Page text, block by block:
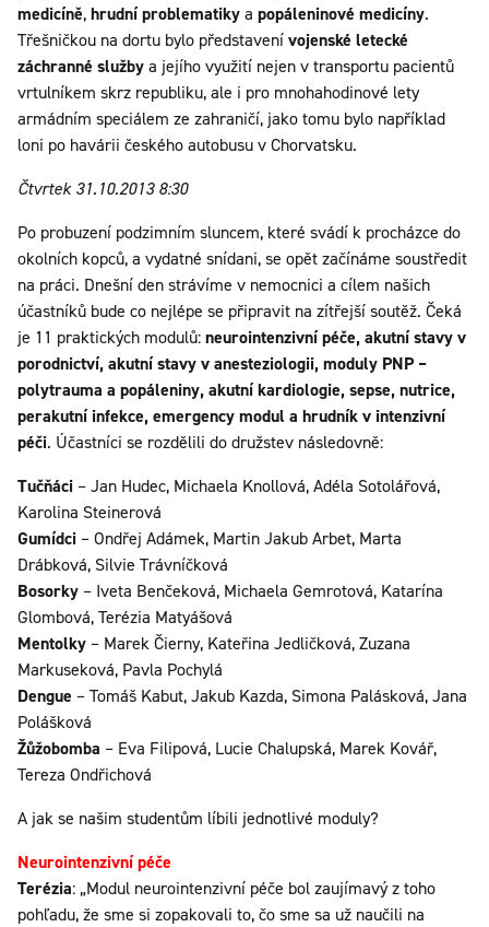
medicíně,hrudní problematikya popáleninové medicíny.
Třešničkou na dortu bylo představenívojenské letecké
záchranné službya jejího využití nejen v transportu pacientů
vrtulníkem skrz republiku, ale i pro mnohahodinové lety
armádním speciálem ze zahraničí, jako tomu bylo například
loni po havárii českého autobusu v Chorvatsku.
Čtvrtek 31.10.2013 8:30
Po probuzení podzimním sluncem, které svádí k procházce do
okolních kopců, a vydatné snídani, se opět začínáme soustředit
na práci. Dnešní den strávíme v nemocnici a cílem našich
účastníků bude co nejlépe se připravit na zítřejší soutěž. Čeká
je 11 praktických modulů:neurointenzivní péče, akutní stavy v
porodnictví, akutní stavy v anesteziologii, moduly PNP –
polytrauma a popáleniny, akutní kardiologie, sepse, nutrice,
perakutní infekce, emergency modul a hrudník v intenzivní
péči. Účastníci se rozdělili do družstev následovně:
Tučňáci – Jan Hudec, Michaela Knollová, Adéla Sotolářová,
Karolina Steinerová
Gumídci – Ondřej Adámek, Martin Jakub Arbet, Marta
Drábková, Silvie Trávníčková
Bosorky – Iveta Benčeková, Michaela Gemrotová, Katarína
Glombová, Terézia Matyášová
Mentolky – Marek Čierny, Kateřina Jedličková, Zuzana
Markuseková, Pavla Pochylá
Dengue – Tomáš Kabut, Jakub Kazda, Simona Palásková, Jana
Polášková
Žůžobomba – Eva Filipová, Lucie Chalupská, Marek Kovář,
Tereza Ondřichová
A jak se našim studentům líbili jednotlivé moduly?
Neurointenzivní péče
Terézia: „Modul neurointenzivní péče bol zaujímavý z toho
pohľadu, že sme si zopakovali to, čo sme sa už naučili na